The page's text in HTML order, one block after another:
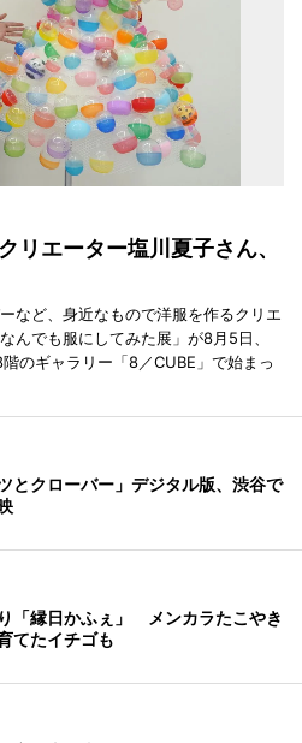
リエーター塩川夏子さん、
など、身近なもので洋服を作るクリエ
んでも服にしてみた展」が8月5日、
のギャラリー「8／CUBE」で始まっ
とクローバー」デジタル版、渋谷で
「縁日かふぇ」 メンカラたこやき
てたイチゴも